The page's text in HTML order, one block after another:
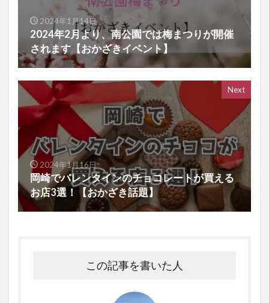
2024年1月14日
2024年2月より、南公園では梅まつりが開催
されます【おかざきイベント】
Next
2024年1月16日
岡崎でバレンタインのチョコレートが買える
お店3選！【おかざき話題】
この記事を書いた人